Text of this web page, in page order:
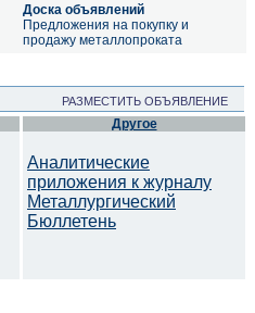
Доска объявлений
Предложения на покупку и
продажу металлопроката
РАЗМЕСТИТЬ ОБЪЯВЛЕНИЕ
Другое
Аналитические
приложения к журналу
Металлургический
Бюллетень